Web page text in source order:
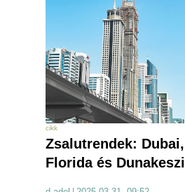
cikk
Zsalutrendek: Dubai,
Florida és Dunakeszi